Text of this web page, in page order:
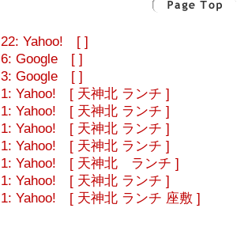
22: Yahoo! [ ]
6: Google [ ]
3: Google [ ]
1: Yahoo! [ 天神北 ランチ ]
1: Yahoo! [ 天神北 ランチ ]
1: Yahoo! [ 天神北 ランチ ]
1: Yahoo! [ 天神北 ランチ ]
1: Yahoo! [ 天神北 ランチ ]
1: Yahoo! [ 天神北 ランチ ]
1: Yahoo! [ 天神北 ランチ 座敷 ]